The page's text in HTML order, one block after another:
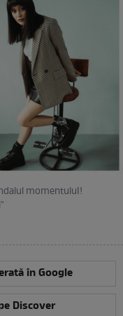
momentuluI!
în Google
Discover